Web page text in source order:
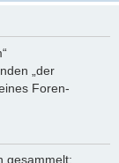
„der
Foren-
gesammelt: